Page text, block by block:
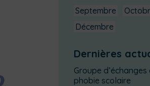
Septembre
Décembre
Dernières
Groupe
phobie scolaire